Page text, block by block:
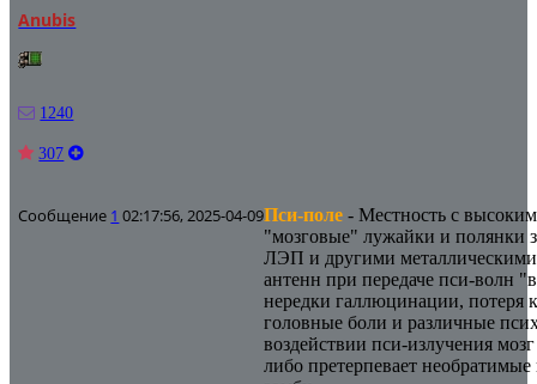
Anubis
1240
307
Сообщение 1 02:17:56, 2025-04-09Пси-поле - Местность с
"мозговые" лужайки и полянки
ЛЭП и другими
антенн при передаче пси-волн
нередки галлюцинации, потеря
головные боли и различные
воздействии пси-излучения
либо претерпевает